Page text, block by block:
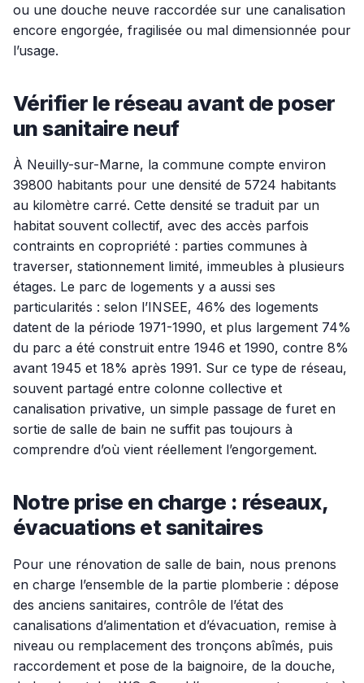
ou une douche neuve raccordée sur une canalisation
encore engorgée, fragilisée ou mal dimensionnée pour
l’usage.
Vérifier le réseau avant de poser
un sanitaire neuf
À Neuilly-sur-Marne, la commune compte environ
39800 habitants pour une densité de 5724 habitants
au kilomètre carré. Cette densité se traduit par un
habitat souvent collectif, avec des accès parfois
contraints en copropriété : parties communes à
traverser, stationnement limité, immeubles à plusieurs
étages. Le parc de logements y a aussi ses
particularités : selon l’INSEE, 46% des logements
datent de la période 1971-1990, et plus largement 74%
du parc a été construit entre 1946 et 1990, contre 8%
avant 1945 et 18% après 1991. Sur ce type de réseau,
souvent partagé entre colonne collective et
canalisation privative, un simple passage de furet en
sortie de salle de bain ne suffit pas toujours à
comprendre d’où vient réellement l’engorgement.
Notre prise en charge : réseaux,
évacuations et sanitaires
Pour une rénovation de salle de bain, nous prenons
en charge l’ensemble de la partie plomberie : dépose
des anciens sanitaires, contrôle de l’état des
canalisations d’alimentation et d’évacuation, remise à
niveau ou remplacement des tronçons abîmés, puis
raccordement et pose de la baignoire, de la douche,